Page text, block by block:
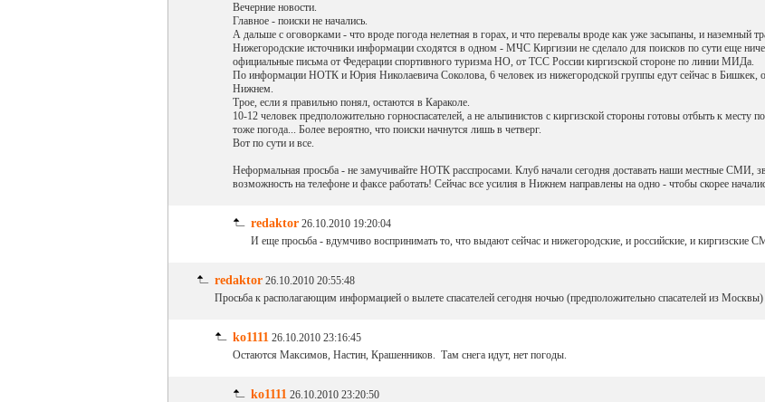
Вечерние новости.
Главное - поиски не начались.
А дальше с оговорками - что вроде погода нелетная в горах, и что перевалы вроде как уже засыпаны, и наземный
Нижегородские источники информации сходятся в одном - МЧС Киргизии не сделало для поисков по сути еще
официальные письма от Федерации спортивного туризма НО, от ТСС России киргизской стороне по линии МИДа.
По информации НОТК и Юрия Николаевича Соколова, 6 человек из нижегородской группы едут сейчас в Бишкек,
Нижнем.
Трое, если я правильно понял, остаются в Караколе.
10-12 человек предположительно горноспасателей, а не альпинистов с киргизской стороны готовы отбыть к месту
тоже погода... Более вероятно, что поиски начнутся лишь в четверг.
Вот по сути и все.
Неформальная просьба - не замучивайте НОТК расспросами. Клуб начали сегодня доставать наши местные СМИ,
возможность на телефоне и факсе работать! Сейчас все усилия в Нижнем направлены на одно - чтобы скорее
redaktor 26.10.2010 19:20:04
И еще просьба - вдумчиво воспринимать то, что выдают сейчас и нижегородские, и российские, и киргизские
redaktor 26.10.2010 20:55:48
Просьба к располагающим информацией о вылете спасателей сегодня ночью (предположительно спасателей из
ko1111 26.10.2010 23:16:45
Остаются Максимов, Настин, Крашенников. Там снега идут, нет погоды.
ko1111 26.10.2010 23:20:50